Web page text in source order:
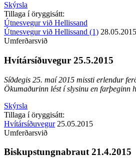
Skýrsla
Tillaga í öryggisátt:
Útnesvegur við Hellissand
Útnesvegur við Hellissand (1) 28.05.2015
Umferðarsvið
Hvítársíðuvegur 25.5.2015
Síðdegis 25. maí 2015 missti erlendur
Ökumaðurinn lést í slysinu en farþeginn
Skýrsla
Tillaga í öryggisátt:
Hvítársíðuvegur 25.05.2015
Umferðarsvið
Biskupstungnabraut 21.4.2015